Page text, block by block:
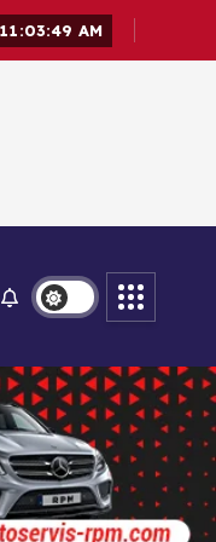
11:03:51 AM